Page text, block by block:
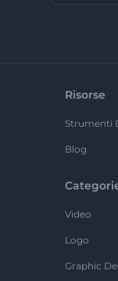
Risorse
Strumenti
Blog
Video
Logo
Graphic